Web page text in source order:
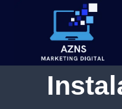
Conteúdo